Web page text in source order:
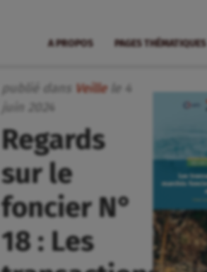
A PROPOS PAGES THÉMATIQUES
publié dans Veille le 4
2024
Regards
sur le
foncier N°
18 : Les